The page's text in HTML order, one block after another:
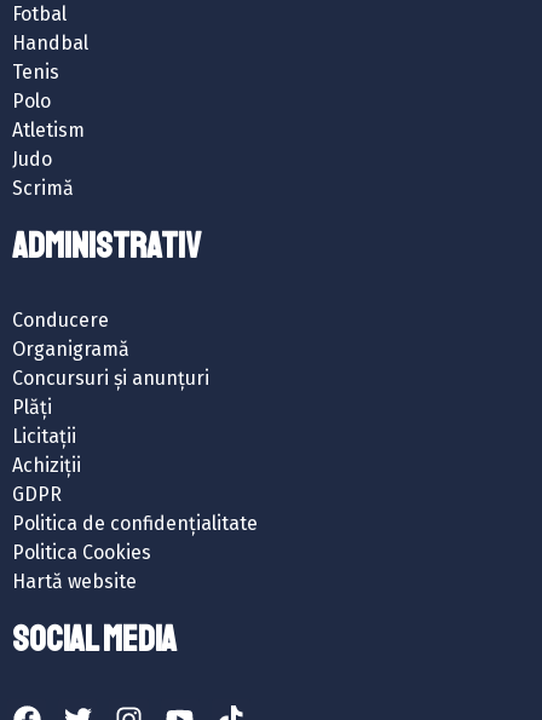
Fotbal
Handbal
Tenis
Polo
Atletism
Judo
Scrimă
ADMINISTRATIV
Conducere
Organigramă
Concursuri și anunțuri
Plăți
Licitații
Achiziții
GDPR
Politica de confidențialitate
Politica Cookies
Hartă website
SOCIAL MEDIA